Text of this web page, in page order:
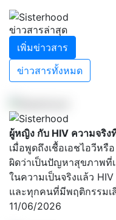
ข่าวสารล่าสุด
เพิ่มข่าวสาร
ข่าวสารทั้งหมด
ผู้หญิง กับ HIV ความจริง
เมื่อพูดถึงเชื้อเอชไอวีหรื
ผิดว่าเป็นปัญหาสุขภาพที่
ในความเป็นจริงแล้ว
และทุกคนที่มีพฤติกรรมเ
11/06/2026